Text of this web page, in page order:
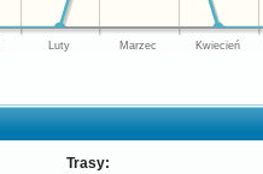
Luty Marzec Kwiecień
Trasy: